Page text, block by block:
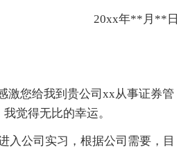
20xx年**月**日
激您给我到贵公司xx从事证券管
觉得无比的幸运。
入公司实习，根据公司需要，目